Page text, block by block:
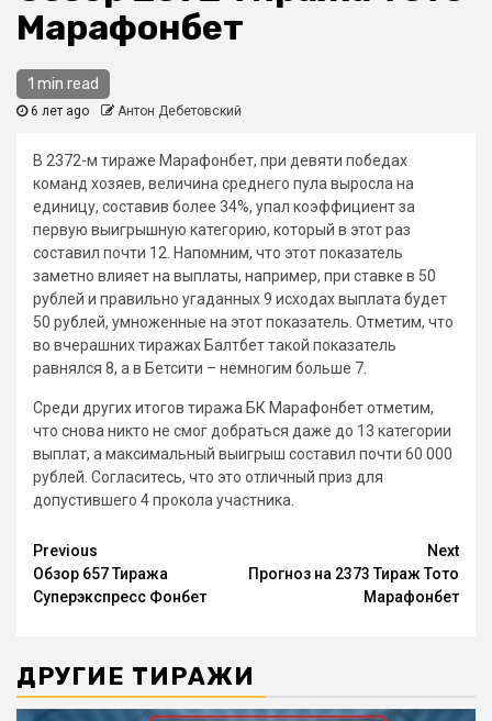
Марафонбет
1 min read
6 лет ago Антон Дебетовский
В 2372-м тираже Марафонбет, при девяти победах
команд хозяев, величина среднего пула выросла на
единицу, составив более 34%, упал коэффициент за
первую выигрышную категорию, который в этот раз
составил почти 12. Напомним, что этот показатель
заметно влияет на выплаты, например, при ставке в 50
рублей и правильно угаданных 9 исходах выплата будет
50 рублей, умноженные на этот показатель. Отметим, что
во вчерашних тиражах Балтбет такой показатель
равнялся 8, а в Бетсити – немногим больше 7.
Среди других итогов тиража БК Марафонбет отметим,
что снова никто не смог добраться даже до 13 категории
выплат, а максимальный выигрыш составил почти 60 000
рублей. Согласитесь, что это отличный приз для
допустившего 4 прокола участника.
Continue
Reading
Previous
Обзор 657 Тиража
Суперэкспресс Фонбет
Next
Прогноз на 2373 Тираж Тото
Марафонбет
ДРУГИЕ ТИРАЖИ